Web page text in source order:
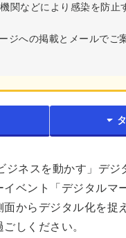
関などにより感染を防
ジへの掲載とメールで
ネスを動かす」デ
ベント「デジタルマ
からデジタル化を
しください。